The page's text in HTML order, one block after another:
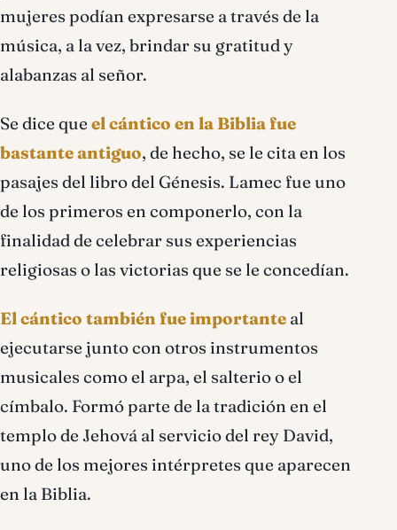
mujeres podían expresarse a través de la
música, a la vez, brindar su gratitud y
alabanzas al señor.
Se dice que el cántico en la Biblia fue
bastante antiguo, de hecho, se le cita en los
pasajes del libro del Génesis. Lamec fue uno
de los primeros en componerlo, con la
finalidad de celebrar sus experiencias
religiosas o las victorias que se le concedían.
El cántico también fue importante al
ejecutarse junto con otros instrumentos
musicales como el arpa, el salterio o el
címbalo. Formó parte de la tradición en el
templo de Jehová al servicio del rey David,
uno de los mejores intérpretes que aparecen
en la Biblia.